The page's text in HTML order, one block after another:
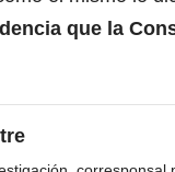
que la